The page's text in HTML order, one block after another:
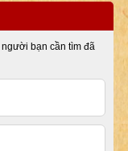
bạn cần tìm đã